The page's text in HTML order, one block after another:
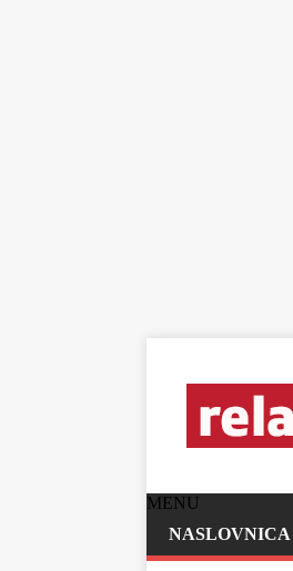
MENU
NASLOVNICA